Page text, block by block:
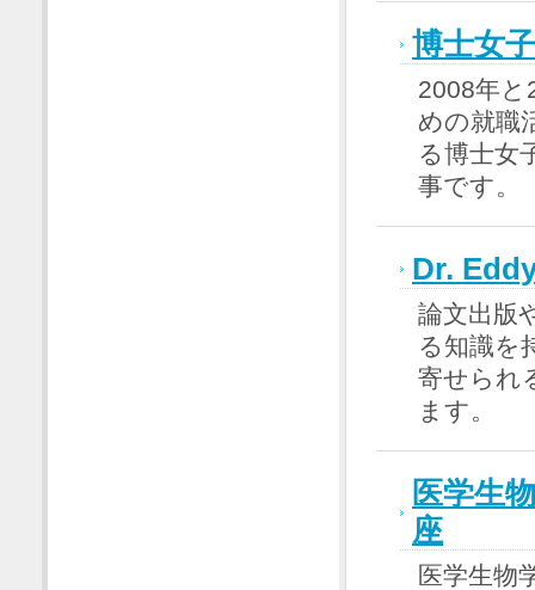
博士女
2008年と
めの就職
る博士女
事です。
Dr.
論文出版
る知識を
寄せられ
ます。
医学生
座
医学生物